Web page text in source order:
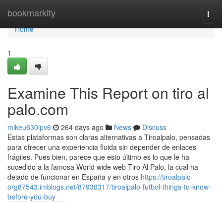
bookmarkity
Home
Home
1
Examine This Report on tiro al
palo.com
mikeu630ipv6 264 days ago News
Discuss
Estas plataformas son claras alternativas a Tiroalpalo, pensadas
para ofrecer una experiencia fluida sin depender de enlaces
frágiles. Pues bien, parece que esto último es lo que le ha
sucedido a la famosa World wide web Tiro Al Palo, la cual ha
dejado de funcionar en España y en otros https://tiroalpalo-
org87543.imblogs.net/87930317/tiroalpalo-futbol-things-to-know-
before-you-buy